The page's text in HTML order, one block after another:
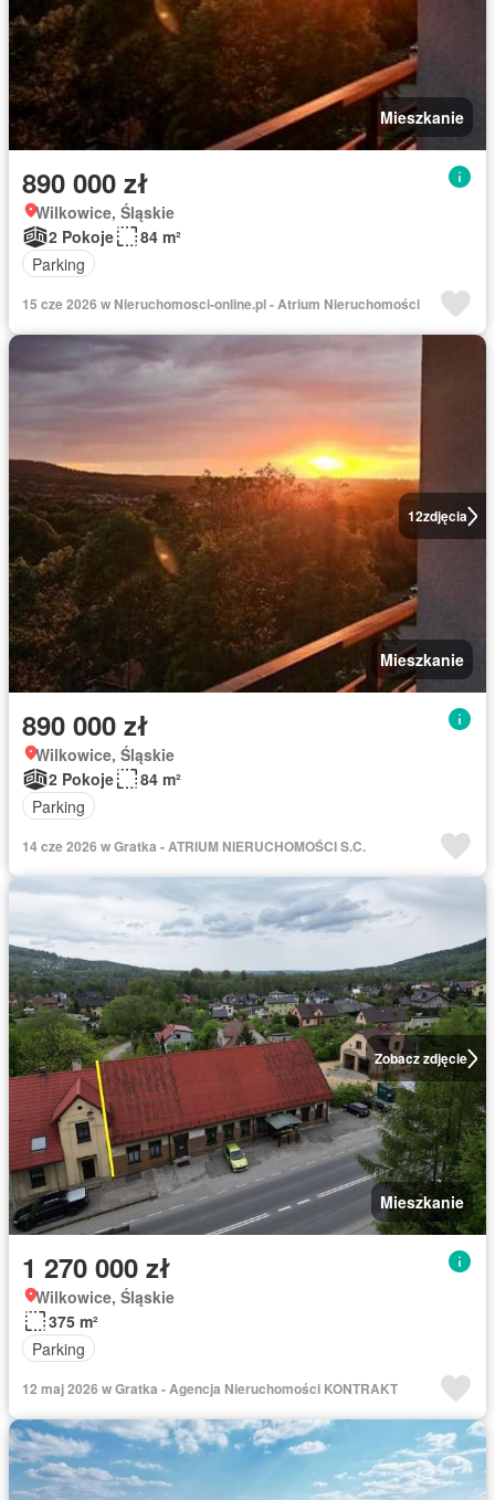
Mieszkanie
890 000 zł
Wilkowice, Śląskie
2 Pokoje
84 m²
Parking
15 cze 2026 w Nieruchomosci-online.pl - Atrium Nieruchomości
12zdjęcia
Mieszkanie
890 000 zł
Wilkowice, Śląskie
2 Pokoje
84 m²
Parking
14 cze 2026 w Gratka - ATRIUM NIERUCHOMOŚCI S.C.
Zobacz zdjęcie
Mieszkanie
1 270 000 zł
Wilkowice, Śląskie
375 m²
Parking
12 maj 2026 w Gratka - Agencja Nieruchomości KONTRAKT